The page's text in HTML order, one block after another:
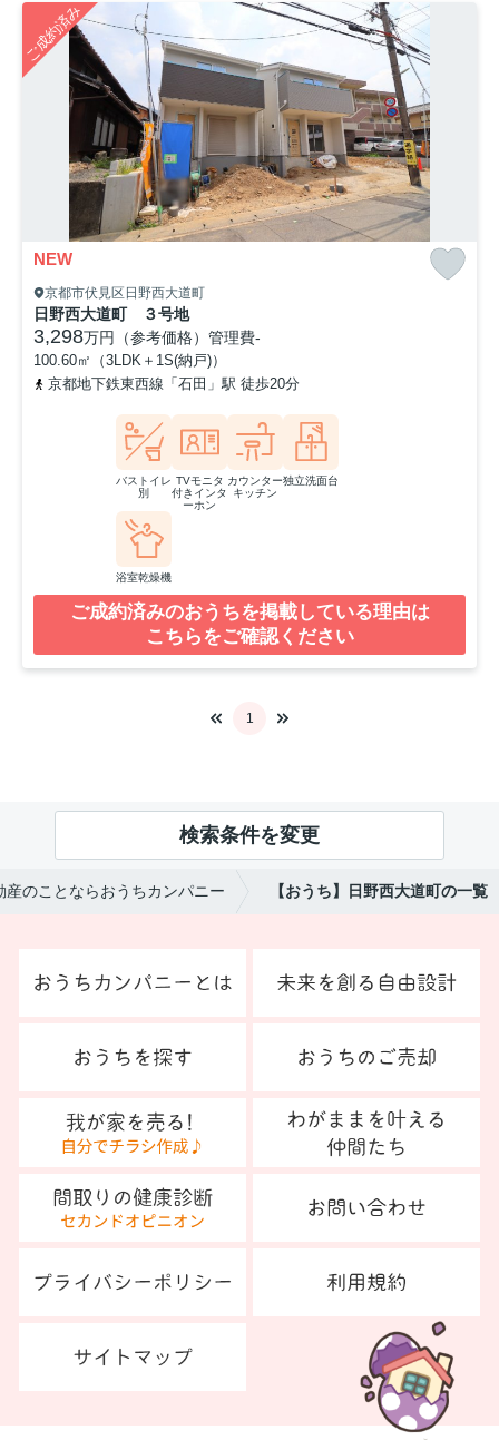
ご成約済み
NEW
京都市伏見区日野西大道町
日野西大道町 ３号地
3,298万円（参考価格） 管理費-
100.60㎡（3LDK＋1S(納戸)）
京都地下鉄東西線「石田」駅 徒歩20分
バストイレ
別
TVモニタ
付きインタ
ーホン
カウンター
キッチン
独立洗面台
浴室乾燥機
ご成約済みのおうちを掲載している理由は
こちらをご確認ください
1
検索条件を変更
産のことならおうちカンパニー 【おうち】日野西大道町の一覧